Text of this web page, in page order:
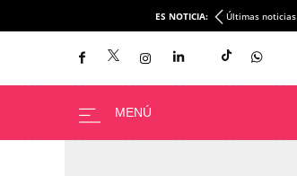
ES NOTICIA: Últimas noticias